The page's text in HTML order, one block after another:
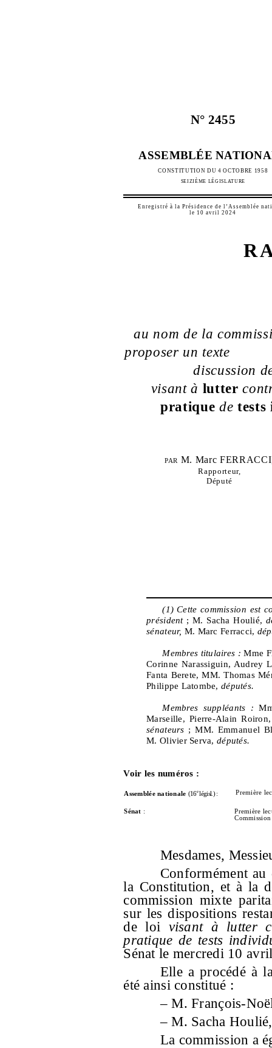
N° 2455
ASSEMBLÉE
CONSTITUTION DU 4 OCTOBRE 1958
SEIZIÈME LÉGISLATURE
Enregistré à la Présidence de l’Assemblée
le 10 avril 2024
au nom de la
proposer un texte
discussion
visant à lutter
pratique detests
par M. Marc
Rapporteur,
Député
(1) Cette commission est
président; M. Sacha Houlié,
sénateur, M. Marc Ferracci,
Membres titulaires :Mme
Corinne Narassiguin, Audrey
Fanta Berete, MM. Thomas
Philippe Latombe, députés.
Membres suppléants :
Marseille, Pierre-Alain
sénateurs ; MM. Emmanuel
M. Olivier Serva, députés.
Voir les numéros :
Assemblée nationale (16elégisl.) : Première
Sénat :
Première
Mesdames,
Conformément au
la Constitution, et à la
commission mixte
sur les dispositions
de loi visant à lutter
pratique de tests
Sénat le mercredi 10
Elle a procédé à
été ainsi constitué :
– M. François-
– M. Sacha
La commission a